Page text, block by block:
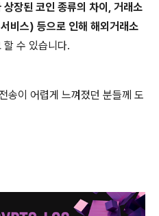
상장된 코인 종류의 차이, 거래소
비스) 등으로 인해 해외거래소
할 수 있습니다.
송이 어렵게 느껴졌던 분들께 도